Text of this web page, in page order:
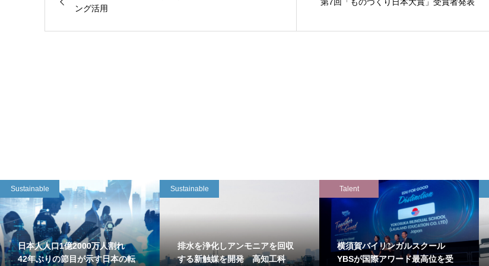
ング活用
Sustainable
日本人人口1億2000万人割れ
42年ぶりの節目が示す日本の転
Sustainable
排水を浄化しアンモニアを回収
する新触媒を開発 高知工科
Talent
横須賀バイリンガルスクール
YBSが国際アワード最高位を受